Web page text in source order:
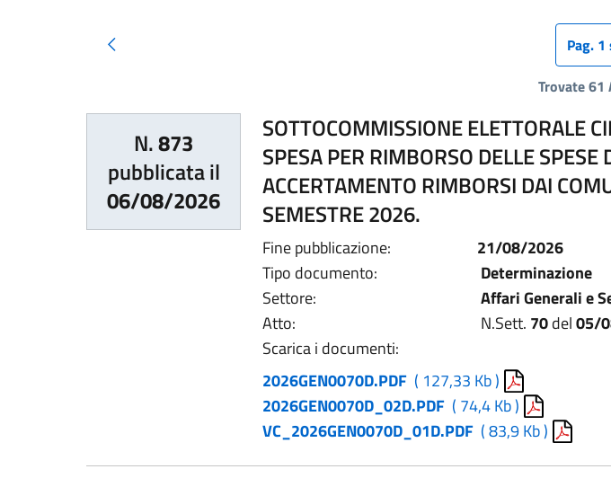
Pagina precedente
Pag.
Trovate
N.873
pubblicata il
06/08/2026
SOTTOCOMMISSIONE ELETTORALE
SPESA PER RIMBORSO DELLE
ACCERTAMENTO RIMBORSI DAI
SEMESTRE 2026.
Fine pubblicazione:
21/08/2026
Tipo documento:
Determinazione
Settore:
Affari Generali e
Atto:
N.Sett. 70del05/
Scarica i documenti:
2026GEN0070D.PDF ( 127,33 Kb )
2026GEN0070D_02D.PDF ( 74,4 Kb )
VC_2026GEN0070D_01D.PDF ( 83,9 Kb )